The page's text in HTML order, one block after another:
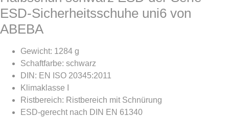
ESD-Sicherheitsschuhe uni6 von
ABEBA
Gewicht: 1284 g
Schaftfarbe: schwarz
DIN: EN ISO 20345:2011
Klimaklasse I
Ristbereich: Ristbereich mit Schnürung
ESD-gerecht nach DIN EN 61340